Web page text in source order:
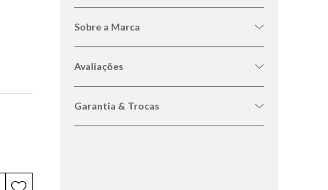
Sobre a Marca
Avaliações
Garantia & Trocas